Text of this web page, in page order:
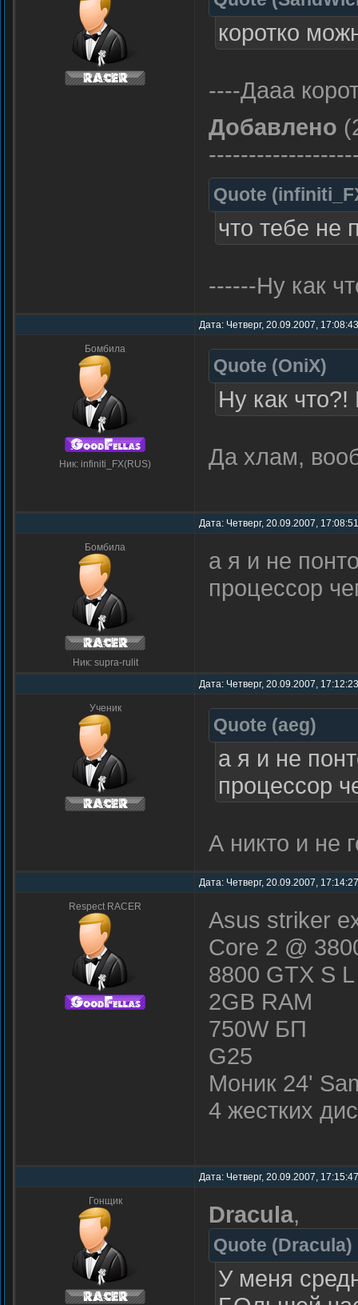
коротко
----Дааа
Добавлено
Quote (
что тебе не
------Ну как
Дата: Четверг, 20.09.2007,
Бомбила
Ник: infiniti_FX(RUS)
Quote (OniX)
Ну как
Да хлам,
Дата: Четверг, 20.09.2007,
Бомбила
Ник: supra-rulit
а я и не
процессор
Дата: Четверг, 20.09.2007,
Ученик
Quote (aeg)
а я и не
процессор
А никто и не
Дата: Четверг, 20.09.2007,
Respect RACER
Asus striker
Core 2 @
8800 GTX S
2GB RAM
750W БП
G25
Моник 24'
4 жестких
Дата: Четверг, 20.09.2007,
Гонщик Dracula,
Quote (Dracula)
У меня